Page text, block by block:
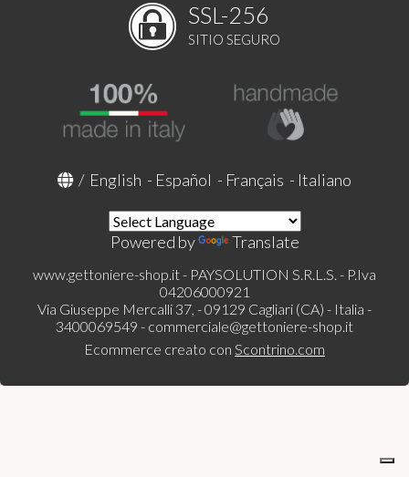
SSL-256
SITIO SEGURO
/ English - Español - Français - Italiano
Powered by Translate
www.gettoniere-shop.it - PAYSOLUTION S.R.L.S. - P.Iva
04206000921
Via Giuseppe Mercalli 37, - 09129 Cagliari (CA) - Italia -
3400069549 - commerciale@gettoniere-shop.it
Ecommerce creato con Scontrino.com